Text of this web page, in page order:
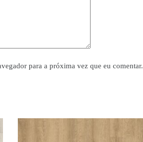
para a próxima vez que eu comentar.